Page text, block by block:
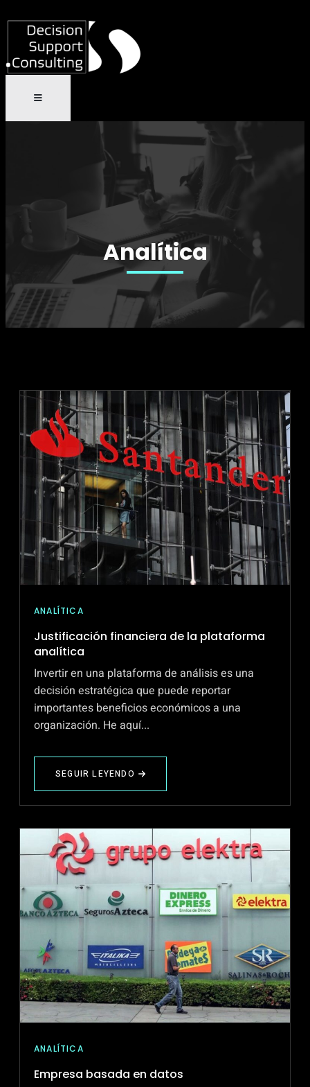
Analítica
ANALÍTICA
Justificación financiera de la plataforma
analítica
Invertir en una plataforma de análisis es una
decisión estratégica que puede reportar
importantes beneficios económicos a una
organización. He aquí...
SEGUIR LEYENDO
ABOUT
JUSTIFICACIÓN
FINANCIERA
LA
PLATAFORMA
ANALÍTICA
ANALÍTICA
Empresa basada en datos